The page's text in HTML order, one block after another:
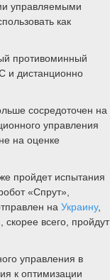
управляемыми
как
противоминный
и дистанционно
сосредоточен на
управления
на оценке
пройдет испытания
«Спрут»,
на Украину,
скорее всего, пройдут
управления в
к оптимизации